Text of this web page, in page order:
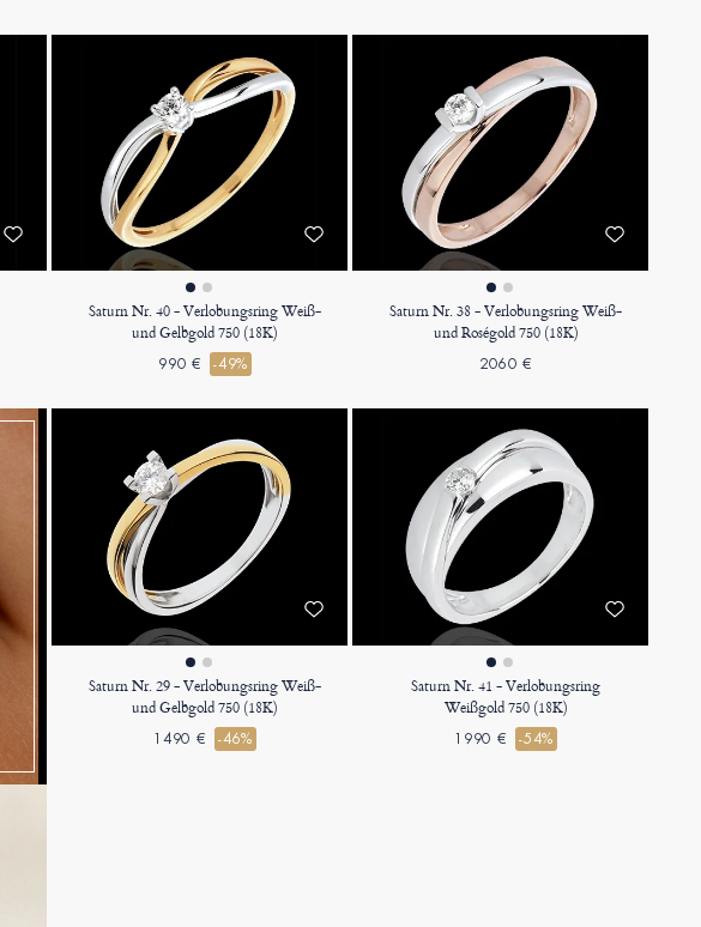
Saturn Nr. 40 - Verlobungsring Weiß-
und Gelbgold 750 (18K)
990 € -49%
Saturn Nr. 38 - Verlobungsring Weiß-
und Roségold 750 (18K)
2060 €
Saturn Nr. 29 - Verlobungsring Weiß-
und Gelbgold 750 (18K)
1490 € -46%
Saturn Nr. 41 - Verlobungsring
Weißgold 750 (18K)
1990 € -54%